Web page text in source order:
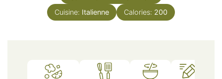
Cuisine: Italienne Calories: 200